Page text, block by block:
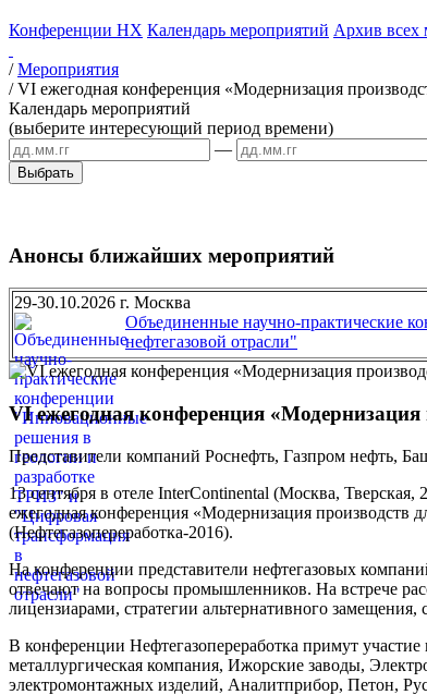
Конференции НХ Календарь мероприятий Архив всех
/Мероприятия
/VI ежегодная конференция «Модернизация
Календарь мероприятий
(выберите интересующий период времени)
—
Анонсы ближайших мероприятий
29-30.10.2026 г. Москва
Объединенные научно-практические
нефтегазовой отрасли"
VI ежегодная конференция «Модернизация
Представители компаний Роснефть, Газпром нефть,
13 сентября в отеле InterContinental (Москва, Тверская,
ежегодная конференция «Модернизация производств
(Нефтегазопереработка-2016).
На конференции представители нефтегазовых
отвечают на вопросы промышленников. На встрече
лицензиарами, стратегии альтернативного
В конференции Нефтегазопереработка примут
металлургическая компания, Ижорские заводы,
электромонтажных изделий, Аналитприбор, Петон,